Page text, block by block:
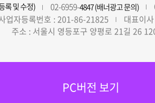
록 및 수정) 02-6959-4847 (배너광고 문의)
업자등록번호 : 201-86-21825
대표이
주소 : 서울시 영등포구 양평로 21길 26
PC버전 보기